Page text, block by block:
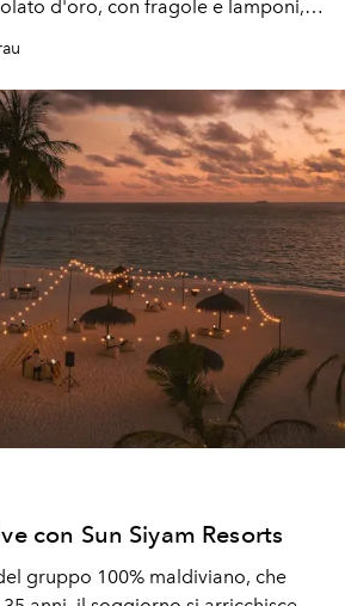
d'oro, con fragole e lamponi,
con Sun Siyam Resorts
gruppo 100% maldiviano, che